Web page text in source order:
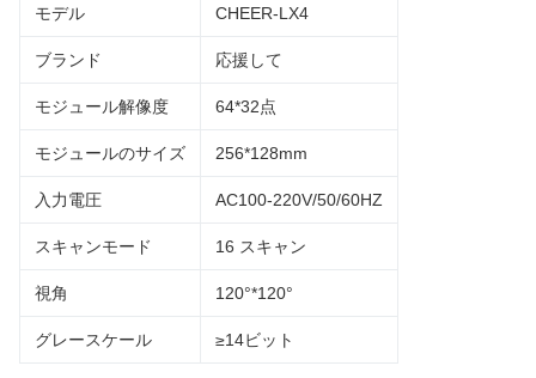
モデル CHEER-LX4
ブランド 応援して
モジュール解像度 64*32点
モジュールのサイズ 256*128mm
入力電圧 AC100-220V/50/60HZ
スキャンモード 16 スキャン
視角 120°*120°
グレースケール ≥14ビット